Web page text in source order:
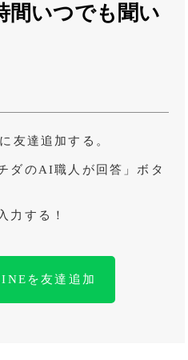
間いつでも聞い
友達追加する。
ダのAI職人が回答」ボタ
力する！
を友達追加